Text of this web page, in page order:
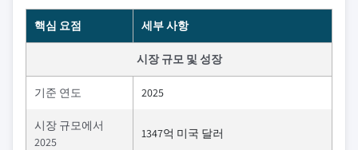
핵심 요점 세부 사항
시장 규모 및 성장
기준 연도 2025
시장 규모에서
2025
1347억 미국 달러